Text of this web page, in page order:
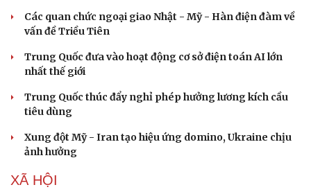
Sức khỏe
Cây thuốc
Sản phụ khoa
Nam khoa
Làm đẹp - giảm cân
Phòng mạch online
Ăn sạch sống khỏe
Blog
Các quan chức ngoại giao Nhật - Mỹ - Hàn điện đàm về
vấn đề Triều Tiên
Trung Quốc đưa vào hoạt động cơ sở điện toán AI lớn
nhất thế giới
Trung Quốc thúc đẩy nghỉ phép hưởng lương kích cầu
tiêu dùng
Xung đột Mỹ - Iran tạo hiệu ứng domino, Ukraine chịu
ảnh hưởng
XÃ HỘI